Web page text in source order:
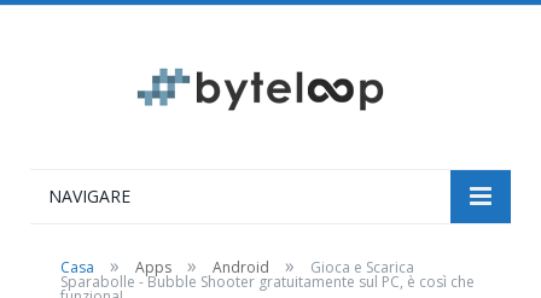
NAVIGARE
Casa » Apps » Android » Gioca e Scarica
Sparabolle - Bubble Shooter gratuitamente sul PC, è così che